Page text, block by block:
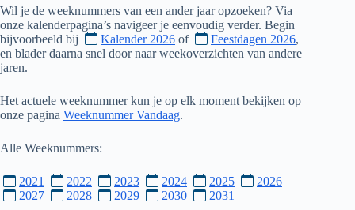
Wil je de weeknummers van een ander jaar opzoeken? Via
onze kalenderpagina’s navigeer je eenvoudig verder. Begin
bijvoorbeeld bij
Kalender 2026 of Feestdagen 2026,
en blader daarna snel door naar weekoverzichten van andere
jaren.
Het actuele weeknummer kun je op elk moment bekijken op
onze pagina Weeknummer Vandaag.
Alle Weeknummers:
2021 2022 2023 2024 2025
2026
2027
2028 2029 2030 2031